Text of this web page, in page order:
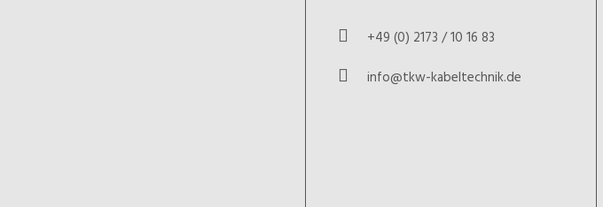
+49 (0) 2173 / 10 16 83
info@tkw-kabeltechnik.de